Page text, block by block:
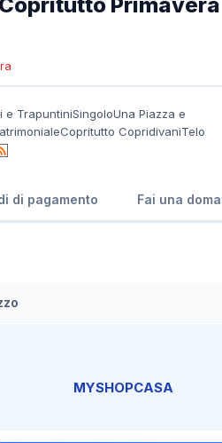
e TrapuntiniSingoloUna Piazza e
CopridivaniTelo
di pagamento Fai una
MYSHOPCASA